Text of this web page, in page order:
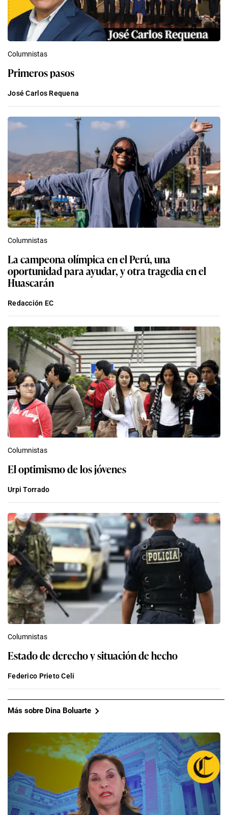
Columnistas
Primeros pasos
José Carlos Requena
Columnistas
La campeona olímpica en el Perú, una
oportunidad para ayudar, y otra tragedia en el
Huascarán
Redacción EC
Columnistas
El optimismo de los jóvenes
Urpi Torrado
Columnistas
Estado de derecho y situación de hecho
Federico Prieto Celi
Más sobre Dina Boluarte